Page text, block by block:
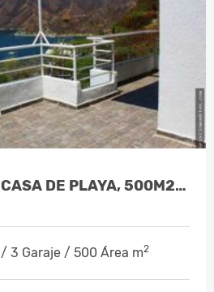
SE VENDE LINDA CASA DE PLAYA, 500M2, ES…
3 Garaje / 500 Área m2